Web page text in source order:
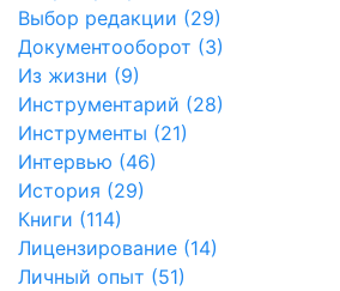
Выбор редакции (29)
Документооборот (3)
Из жизни (9)
Инструментарий (28)
Инструменты (21)
Интервью (46)
История (29)
Книги (114)
Лицензирование (14)
Личный опыт (51)